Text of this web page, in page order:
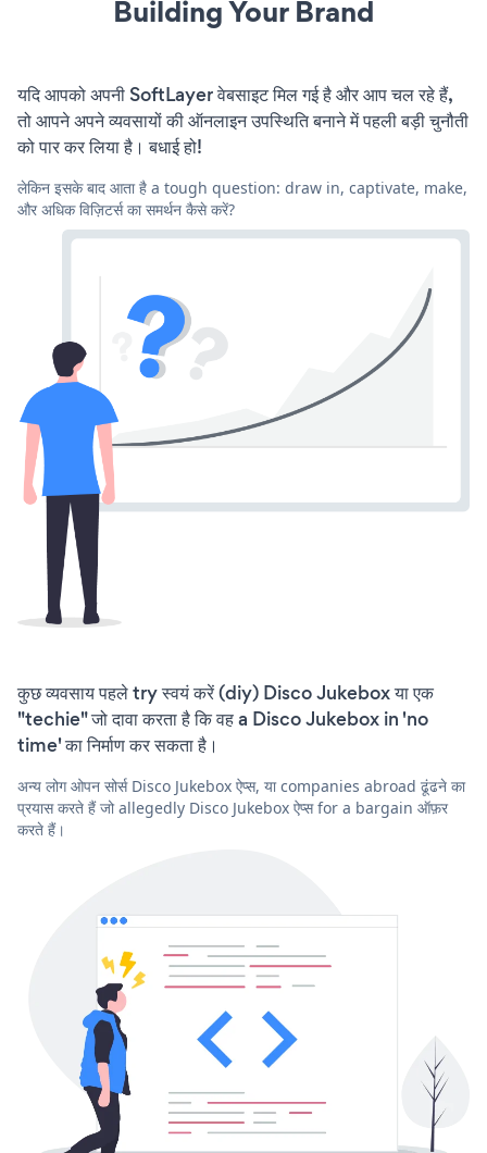
Building Your Brand
यदि आपको अपनी SoftLayer वेबसाइट मिल गई है और आप चल रहे हैं,
तो आपने अपने व्यवसायों की ऑनलाइन उपस्थिति बनाने में पहली बड़ी चुनौती
को पार कर लिया है। बधाई हो!
लेकिन इसके बाद आता है a tough question: draw in, captivate, make,
और अधिक विज़िटर्स का समर्थन कैसे करें?
कुछ व्यवसाय पहले try स्वयं करें (diy) Disco Jukebox या एक
"techie" जो दावा करता है कि वह a Disco Jukebox in 'no
time' का निर्माण कर सकता है।
अन्य लोग ओपन सोर्स Disco Jukebox ऐप्स, या companies abroad ढूंढने का
प्रयास करते हैं जो allegedly Disco Jukebox ऐप्स for a bargain ऑफ़र
करते हैं।